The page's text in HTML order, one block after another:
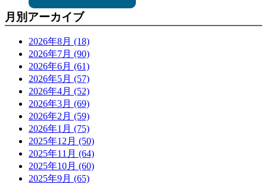
月別アーカイブ
2026年8月 (18)
2026年7月 (90)
2026年6月 (61)
2026年5月 (57)
2026年4月 (52)
2026年3月 (69)
2026年2月 (59)
2026年1月 (75)
2025年12月 (50)
2025年11月 (64)
2025年10月 (60)
2025年9月 (65)